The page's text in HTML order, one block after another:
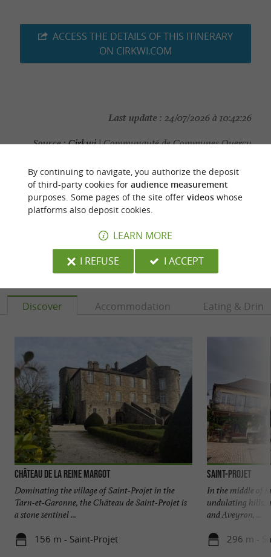
ACCESS THE DETAILS OF THIS ITINERARY
ON CIRKWI.COM
Last update : 24/07/2026 à 10:42:26
Source :Cirkwi| Communauté de Communes Quercy
Photo credit :@Cirkwi - Communauté de Communes
Quercy Rouergue et Gorges de l'Aveyron
YOU WILL LIKEALSO
Discover Accommodation Eating &
Château de la Reine Margot
Dominating the village of Saint-Projet in the
Tarn-et-Garonne, the Château de Saint-Projet is
a stone sentinel ...
156 m - Saint-Projet
Saint-Projet
In the middle of
undulating hills,
and Aveyron, ...
296 m -
By continuing to navigate, you authorize the deposit
of third-party cookies for audience measurement
purposes. Some pages of the site offer videoswhose
platforms also deposit cookies.
LEARN MORE
I REFUSE
I ACCEPT